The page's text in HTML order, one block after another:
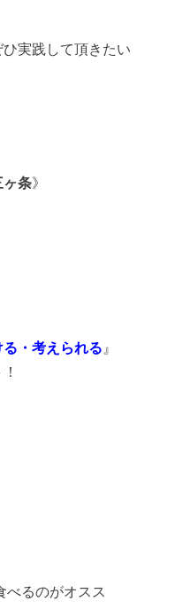
実践して頂きたい
ヶ条》
・考えられる 』
べるのがオスス